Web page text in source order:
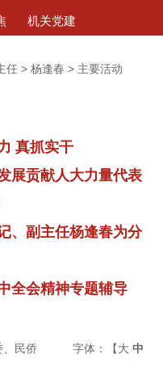
机关党建
任 >杨逢春 > 主要活动
真抓实干
展贡献人大力量代表
副主任杨逢春为分
全会精神专题辅导
、民侨 字体：【大 中